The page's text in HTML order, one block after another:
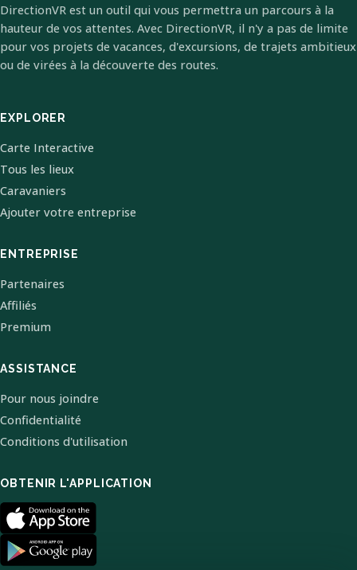
DirectionVR est un outil qui vous permettra un parcours à la
hauteur de vos attentes. Avec DirectionVR, il n'y a pas de limite
pour vos projets de vacances, d'excursions, de trajets ambitieux
ou de virées à la découverte des routes.
EXPLORER
Carte Interactive
Tous les lieux
Caravaniers
Ajouter votre entreprise
ENTREPRISE
Partenaires
Affiliés
Premium
ASSISTANCE
Pour nous joindre
Confidentialité
Conditions d'utilisation
OBTENIR L'APPLICATION